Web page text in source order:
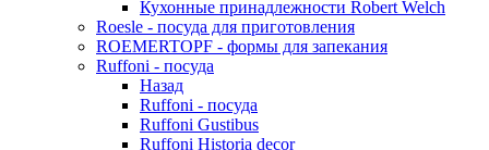
Кухонные принадлежности Robert Welch
Roesle - посуда для приготовления
ROEMERTOPF - формы для запекания
Ruffoni - посуда
Назад
Ruffoni - посуда
Ruffoni Gustibus
Ruffoni Historia decor